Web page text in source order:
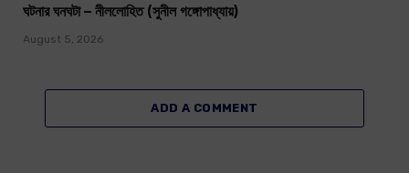
ঘটনার ঘনঘটা – নীললোহিত (সুনীল গঙ্গোপাধ্যায়)
August 5, 2026
ADD A COMMENT